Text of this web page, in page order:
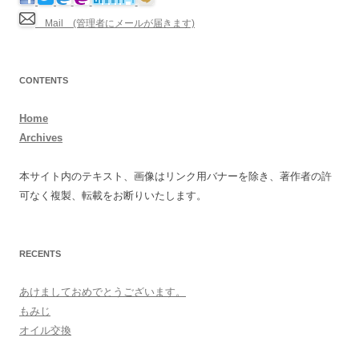
Mail (管理者にメールが届きます)
CONTENTS
Home
Archives
本サイト内のテキスト、画像はリンク用バナーを除き、著作者の許
可なく複製、転載をお断りいたします。
RECENTS
あけましておめでとうございます。
もみじ
オイル交換